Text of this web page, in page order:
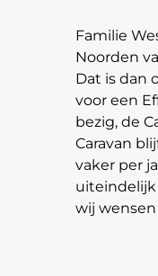
Familie
Noorden
Dat is dan
voor een
bezig, de
Caravan
vaker per
uiteindelijk
wij